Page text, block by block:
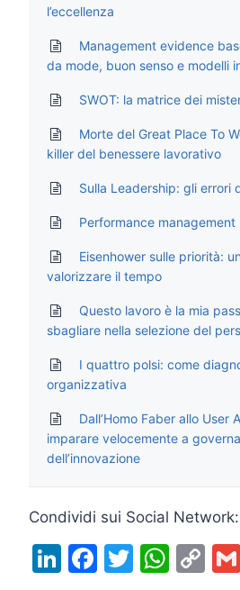
l’eccellenza
Management evidence
da mode, buon senso e modelli
SWOT: la matrice dei
Morte del Great Place To
killer del benessere lavorativo
Sulla Leadership: gli errori
Performance
Eisenhower sulle priorità:
valorizzare il tempo
Questo lavoro è la mia
sbagliare nella selezione del
I quattro polsi: come
organizzativa
Dall’Homo Faber allo User
imparare velocemente a
dell’innovazione
Condividi sui Social Network:
Li F
T
W C